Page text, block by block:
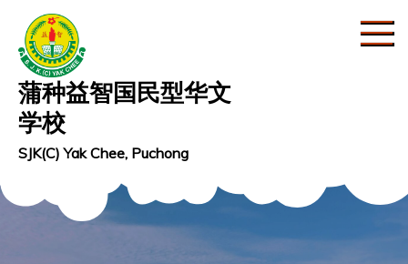
content
蒲种益智国民型华文
学校
SJK(C) Yak Chee, Puchong